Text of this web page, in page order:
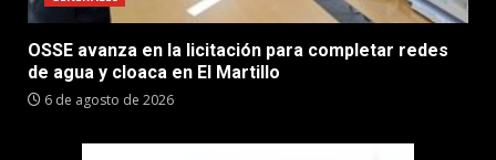
OSSE avanza en la licitación para completar redes
de agua y cloaca en El Martillo
6 de agosto de 2026